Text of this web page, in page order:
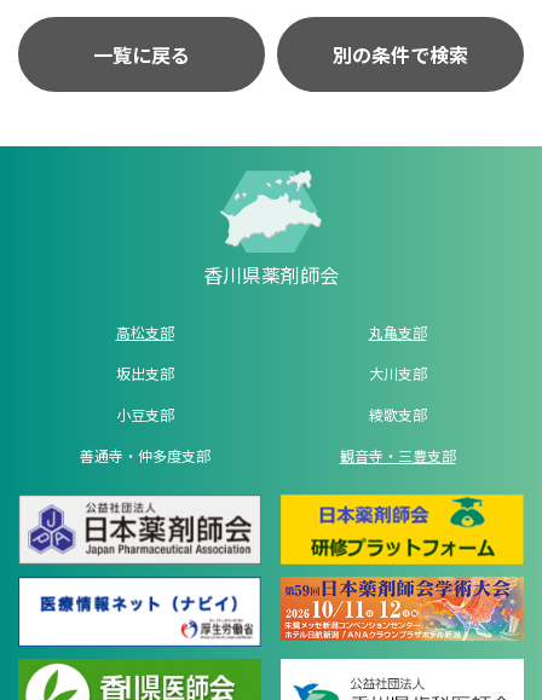
一覧に戻る 別の条件で検索
香川県薬剤師会
高松支部
丸亀支部
坂出支部
大川支部
小豆支部
綾歌支部
善通寺・仲多度支部
観音寺・三豊支部